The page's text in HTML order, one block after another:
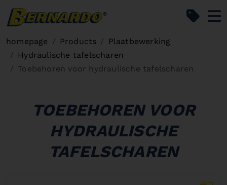
homepage Products
Plaatbewerking
Hydraulische tafelscharen
Toebehoren voor hydraulische tafelscharen
TOEBEHOREN VOOR
HYDRAULISCHE
TAFELSCHAREN